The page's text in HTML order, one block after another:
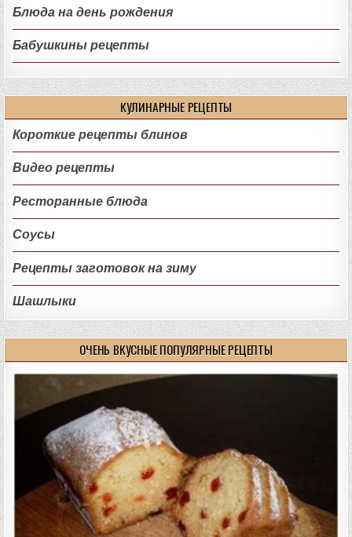
Блюда на день рождения
Бабушкины рецепты
КУЛИНАРНЫЕ РЕЦЕПТЫ
Короткие рецепты блинов
Видео рецепты
Ресторанные блюда
Соусы
Рецепты заготовок на зиму
Шашлыки
ОЧЕНЬ ВКУСНЫЕ ПОПУЛЯРНЫЕ РЕЦЕПТЫ